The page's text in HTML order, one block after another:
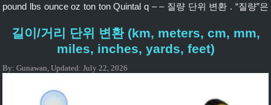
pound lbs ounce oz ton ton Quintal q – – 질량 단위 변환 . “질량”은
게”는 물질 질량과 중력장의 상호 작용 또는 힘입니다. 일상적인 사
용에서 “질량”이라는 […]
길이/거리 단위 변환 (km, meters, cm, mm,
miles, inches, yards, feet)
By:Gunawan,Updated:July 22, 2026